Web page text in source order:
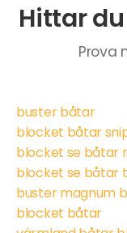
Hittar
Prova
buster båtar
blocket båtar
blocket se båtar
blocket se båtar
buster magnum
blocket båtar